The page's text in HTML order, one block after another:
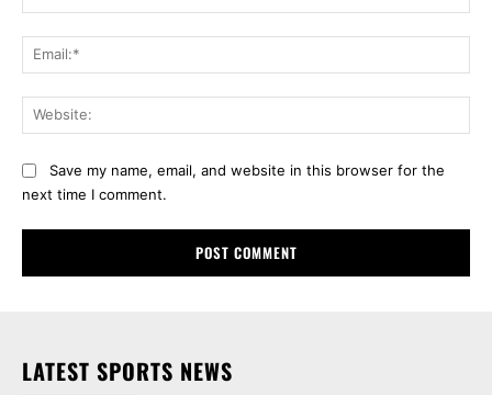
Save my name, email, and website in this browser for the
next time I comment.
LATEST SPORTS NEWS